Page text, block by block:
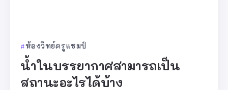
ห้องวิทย์ครูแชมป์
น้ำในบรรยากาศสามารถเป็น
สถานะอะไรได้บ้าง